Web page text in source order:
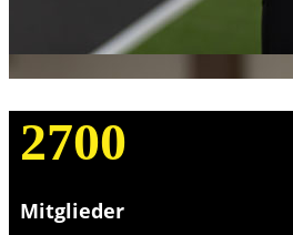
2700
Mitglieder